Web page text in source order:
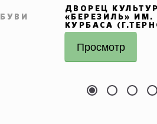
ДВОРЕЦ
«БЕРЕЗИЛЬ» ИМ.
КУРБАСА
Просмотр